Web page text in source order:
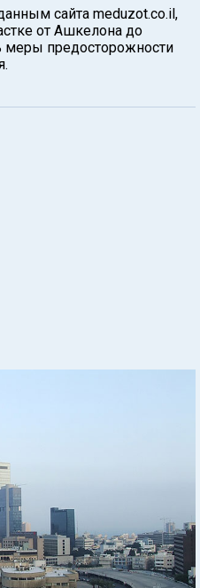
сайта meduzot.co.il,
от Ашкелона до
меры предосторожности